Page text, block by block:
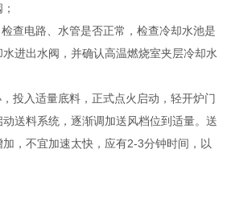
查电路、水管是否正常，检查冷却水池是
进出水阀，并确认高温燃烧室夹层冷却水
投入适量底料，正式点火启动，轻开炉门
送料系统，逐渐调加送风档位到适量。送
，不宜加速太快，应有2-3分钟时间，以